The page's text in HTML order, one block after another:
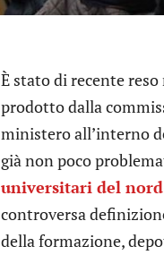
È stato di recente
prodotto dalla
ministero all’interno
già non poco
universitari del
controversa
della formazione,